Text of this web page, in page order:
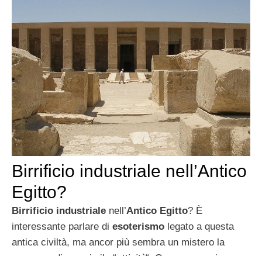
Birrificio industriale nell’Antico
Egitto?
Birrificio industriale nell’Antico Egitto? È
interessante parlare di esoterismo legato a questa
antica civiltà, ma ancor più sembra un mistero la